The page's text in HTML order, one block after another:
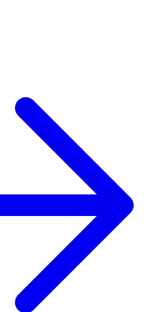
på strumpan skall den
användning. Det återger
och därmed ett bra tryck.
Strumpan kan
centrifugera och torktumlas
8% elastan